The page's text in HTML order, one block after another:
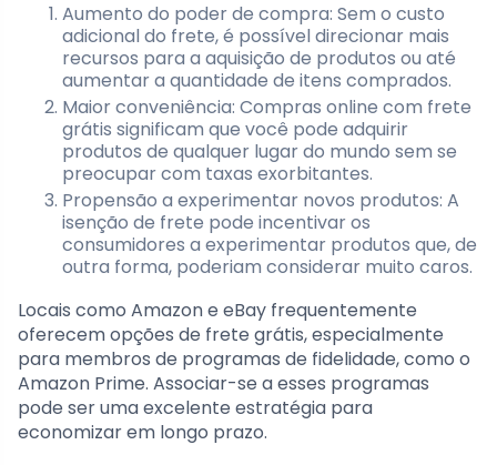
Aumento do poder de compra: Sem o custo
adicional do frete, é possível direcionar mais
recursos para a aquisição de produtos ou até
aumentar a quantidade de itens comprados.
Maior conveniência: Compras online com frete
grátis significam que você pode adquirir
produtos de qualquer lugar do mundo sem se
preocupar com taxas exorbitantes.
Propensão a experimentar novos produtos: A
isenção de frete pode incentivar os
consumidores a experimentar produtos que, de
outra forma, poderiam considerar muito caros.
Locais como Amazon e eBay frequentemente
oferecem opções de frete grátis, especialmente
para membros de programas de fidelidade, como o
Amazon Prime. Associar-se a esses programas
pode ser uma excelente estratégia para
economizar em longo prazo.